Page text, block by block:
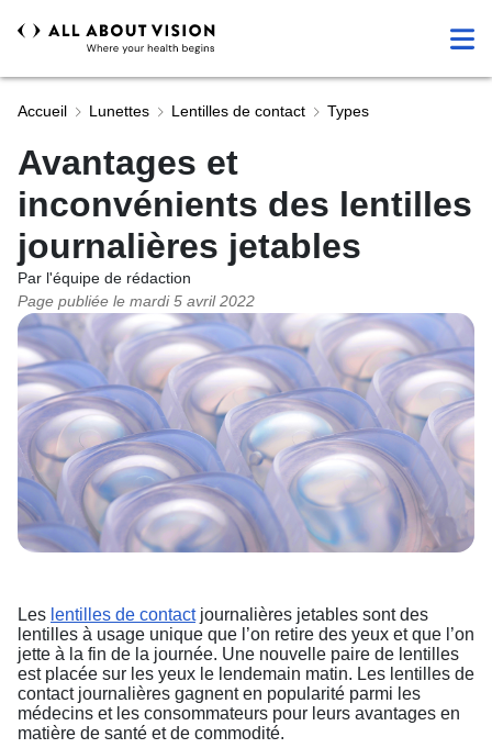
Accueil Lunettes Lentilles de contact Types
Avantages et
inconvénients des lentilles
journalières jetables
Par l'équipe de rédaction
Page publiée le mardi 5 avril 2022
Les lentilles de contactjournalières jetables sont des
lentilles à usage unique que l’on retire des yeux et que l’on
jette à la fin de la journée. Une nouvelle paire de lentilles
est placée sur les yeux le lendemain matin. Les lentilles de
contact journalières gagnent en popularité parmi les
médecins et les consommateurs pour leurs avantages en
matière de santé et de commodité.